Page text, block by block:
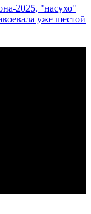
2025, "насухо"
уже шестой